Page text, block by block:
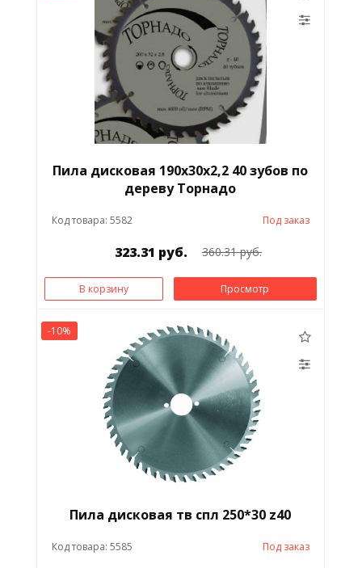
Пила дисковая 190х30х2,2 40 зубов по
дереву Торнадо
Код товара: 5582 Под заказ
323.31 руб. 360.31 руб.
В корзину Просмотр
-10%
Пила дисковая тв спл 250*30 z40
Код товара: 5585 Под заказ